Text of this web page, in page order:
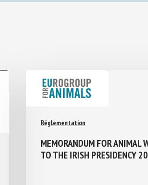
Réglementation
MEMORANDUM FOR ANIMAL
TO THE IRISH PRESIDENCY